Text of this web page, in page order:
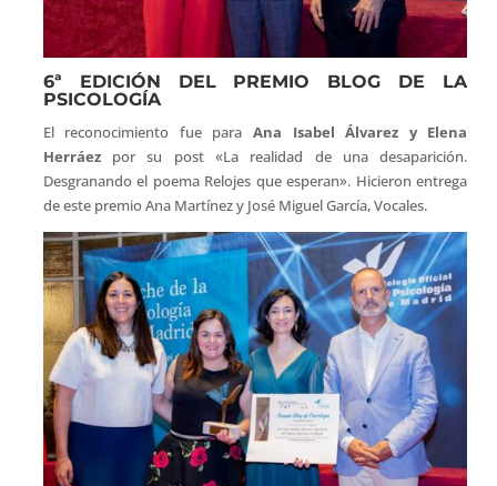
6ª EDICIÓN DEL PREMIO BLOG DE LA
PSICOLOGÍA
El reconocimiento fue para Ana Isabel Álvarez y Elena
Herráez por su post «La realidad de una desaparición.
Desgranando el poema Relojes que esperan». Hicieron entrega
de este premio Ana Martínez y José Miguel García, Vocales.